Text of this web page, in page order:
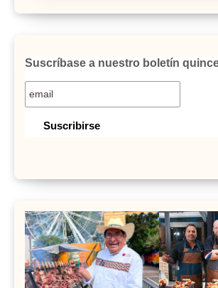
Suscríbase a nuestro boletín